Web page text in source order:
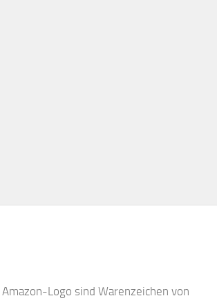
Logo sind Warenzeichen von